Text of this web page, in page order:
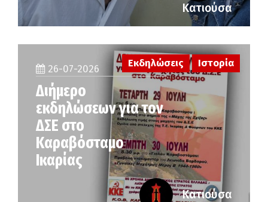
Κατιούσα
26-07-2026
Διήμερο
εκδηλώσεων για τον
ΔΣΕ στο
Καραβόσταμο
Ικαρίας
Εκδηλώσεις Ιστορία
Κατιούσα